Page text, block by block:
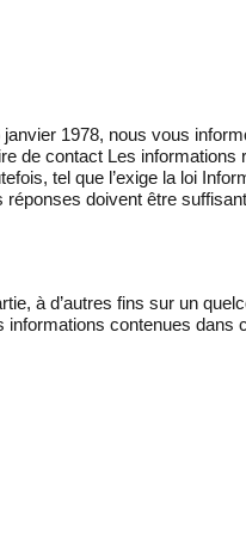
1978, nous vous
de contact Les
tel que l’exige la loi
doivent être
à d’autres fins sur un
informations contenues